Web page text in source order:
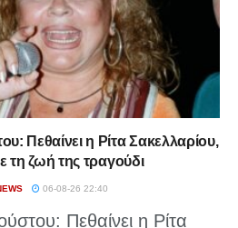
Πεθαίνει η Ρίτα Σακελλαρίου,
τη ζωή της τραγούδι
06-08-26 22:40
Πεθαίνει η Ρίτα